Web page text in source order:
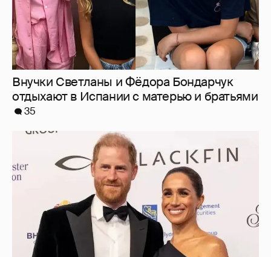
Меган Маркл и принц Гарри вышли в свет
в Канаде